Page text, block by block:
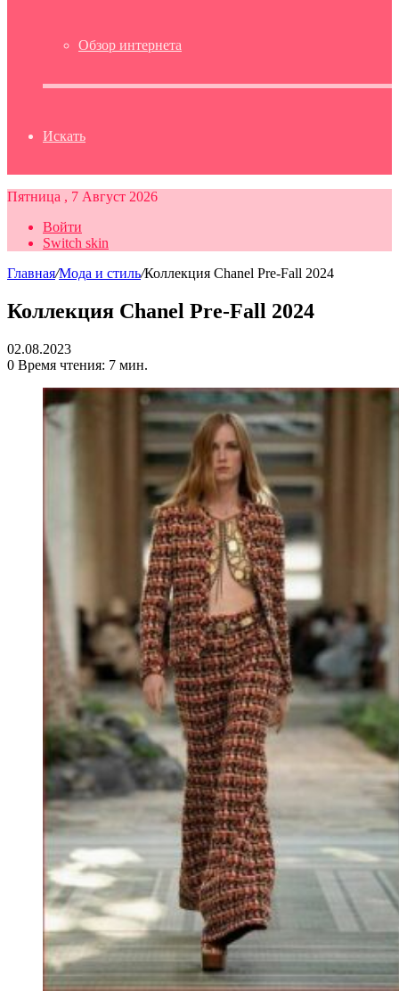
Обзор интернета
Искать
Пятница , 7 Август 2026
Войти
Switch skin
Главная/Мода и стиль/Коллекция Chanel Pre-Fall 2024
Коллекция Chanel Pre-Fall 2024
02.08.2023
0 Время чтения: 7 мин.